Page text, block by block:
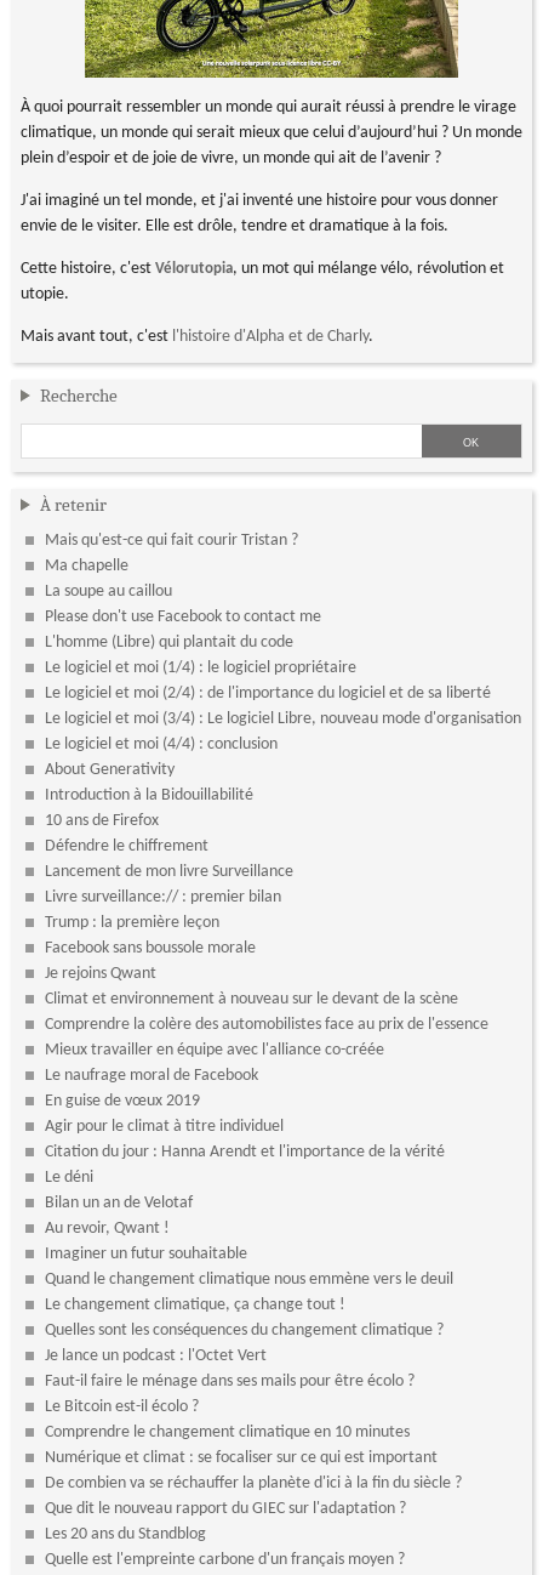
À quoi pourrait ressembler un monde qui aurait réussi à prendre le virage
climatique, un monde qui serait mieux que celui d’aujourd’hui ? Un monde
plein d’espoir et de joie de vivre, un monde qui ait de l’avenir ?
J'ai imaginé un tel monde, et j'ai inventé une histoire pour vous donner
envie de le visiter. Elle est drôle, tendre et dramatique à la fois.
Cette histoire, c'est Vélorutopia, un mot qui mélange vélo, révolution et
utopie.
Mais avant tout, c'est l'histoire d'Alpha et de Charly.
Recherche
À retenir
Mais qu'est-ce qui fait courir Tristan ?
Ma chapelle
La soupe au caillou
Please don't use Facebook to contact me
L'homme (Libre) qui plantait du code
Le logiciel et moi (1/4) : le logiciel propriétaire
Le logiciel et moi (2/4) : de l'importance du logiciel et de sa liberté
Le logiciel et moi (3/4) : Le logiciel Libre, nouveau mode d'organisation
Le logiciel et moi (4/4) : conclusion
About Generativity
Introduction à la Bidouillabilité
10 ans de Firefox
Défendre le chiffrement
Lancement de mon livre Surveillance
Livre surveillance:// : premier bilan
Trump : la première leçon
Facebook sans boussole morale
Je rejoins Qwant
Climat et environnement à nouveau sur le devant de la scène
Comprendre la colère des automobilistes face au prix de l'essence
Mieux travailler en équipe avec l'alliance co-créée
Le naufrage moral de Facebook
En guise de vœux 2019
Agir pour le climat à titre individuel
Citation du jour : Hanna Arendt et l'importance de la vérité
Le déni
Bilan un an de Velotaf
Au revoir, Qwant !
Imaginer un futur souhaitable
Quand le changement climatique nous emmène vers le deuil
Le changement climatique, ça change tout !
Quelles sont les conséquences du changement climatique ?
Je lance un podcast : l'Octet Vert
Faut-il faire le ménage dans ses mails pour être écolo ?
Le Bitcoin est-il écolo ?
Comprendre le changement climatique en 10 minutes
Numérique et climat : se focaliser sur ce qui est important
De combien va se réchauffer la planète d'ici à la fin du siècle ?
Que dit le nouveau rapport du GIEC sur l'adaptation ?
Les 20 ans du Standblog
Quelle est l'empreinte carbone d'un français moyen ?